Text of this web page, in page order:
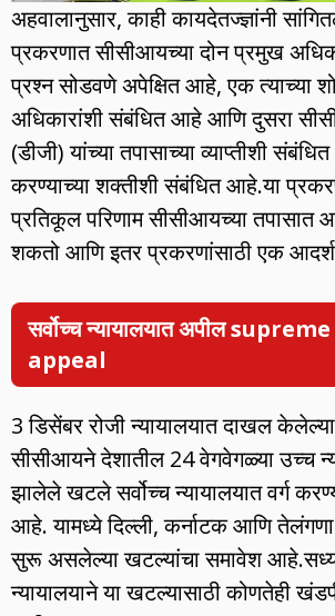
अहवालानुसार, काही कायदेतज्ज्ञांनी
प्रकरणात सीसीआयच्या दोन प्रमुख
प्रश्न सोडवणे अपेक्षित आहे, एक त्याच्या
अधिकारांशी संबंधित आहे आणि दुसरा
(डीजी) यांच्या तपासाच्या व्याप्तीशी
करण्याच्या शक्तीशी संबंधित आहे.या
प्रतिकूल परिणाम सीसीआयच्या
शकतो आणि इतर प्रकरणांसाठी एक
सर्वोच्च न्यायालयात अपील
appeal
3 डिसेंबर रोजी न्यायालयात दाखल केलेल्या
सीसीआयने देशातील 24 वेगवेगळ्या उच्च
झालेले खटले सर्वोच्च न्यायालयात वर्ग
आहे. यामध्ये दिल्ली, कर्नाटक आणि
सुरू असलेल्या खटल्यांचा समावेश
न्यायालयाने या खटल्यासाठी कोणतेही